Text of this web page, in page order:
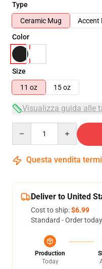
Type
Ceramic Mug
Accent
Color
Size
11 oz
15 oz
Visualizza guida alle
Questa vendita
Deliver to United
Cost to ship:$6.99
Standard - Order
Production
Today